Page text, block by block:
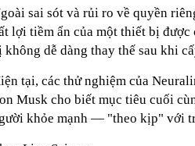
sai sót và rủi ro về quyền
lợi tiềm ẩn của một thiết bị
không dễ dàng thay thế sau khi
tại, các thử nghiệm của
Musk cho biết mục tiêu cuối
khỏe mạnh — "theo kịp" với